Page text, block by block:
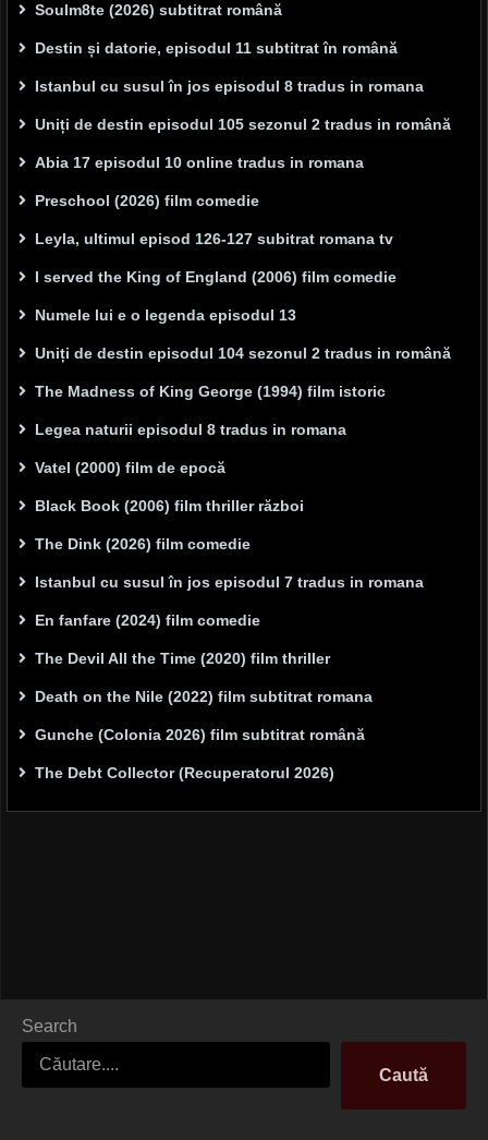
Soulm8te (2026) subtitrat română
Destin și datorie, episodul 11 subtitrat în română
Istanbul cu susul în jos episodul 8 tradus in romana
Uniți de destin episodul 105 sezonul 2 tradus in română
Abia 17 episodul 10 online tradus in romana
Preschool (2026) film comedie
Leyla, ultimul episod 126-127 subitrat romana tv
I served the King of England (2006) film comedie
Numele lui e o legenda episodul 13
Uniți de destin episodul 104 sezonul 2 tradus in română
The Madness of King George (1994) film istoric
Legea naturii episodul 8 tradus in romana
Vatel (2000) film de epocă
Black Book (2006) film thriller război
The Dink (2026) film comedie
Istanbul cu susul în jos episodul 7 tradus in romana
En fanfare (2024) film comedie
The Devil All the Time (2020) film thriller
Death on the Nile (2022) film subtitrat romana
Gunche (Colonia 2026) film subtitrat română
The Debt Collector (Recuperatorul 2026)
Search
Caută